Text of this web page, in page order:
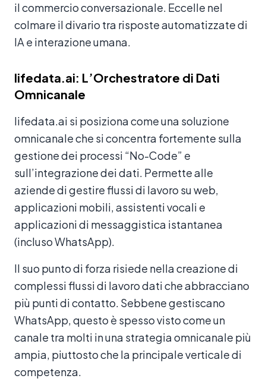
il commercio conversazionale. Eccelle nel
colmare il divario tra risposte automatizzate di
IA e interazione umana.
lifedata.ai: L’Orchestratore di Dati
Omnicanale
lifedata.ai si posiziona come una soluzione
omnicanale che si concentra fortemente sulla
gestione dei processi “No-Code” e
sull’integrazione dei dati. Permette alle
aziende di gestire flussi di lavoro su web,
applicazioni mobili, assistenti vocali e
applicazioni di messaggistica istantanea
(incluso WhatsApp).
Il suo punto di forza risiede nella creazione di
complessi flussi di lavoro dati che abbracciano
più punti di contatto. Sebbene gestiscano
WhatsApp, questo è spesso visto come un
canale tra molti in una strategia omnicanale più
ampia, piuttosto che la principale verticale di
competenza.